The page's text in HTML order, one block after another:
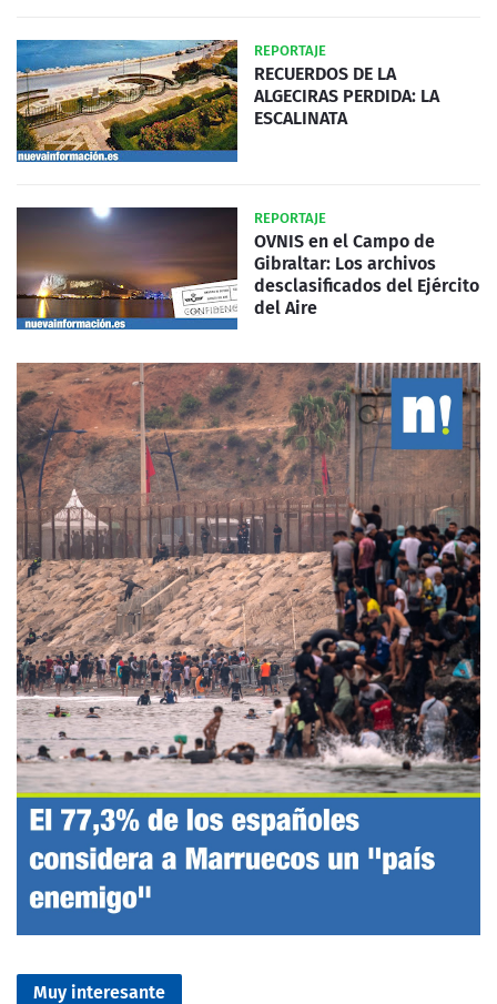
REPORTAJE
RECUERDOS DE LA
ALGECIRAS PERDIDA: LA
ESCALINATA
REPORTAJE
OVNIS en el Campo de
Gibraltar: Los archivos
desclasificados del Ejército
del Aire
Muy interesante